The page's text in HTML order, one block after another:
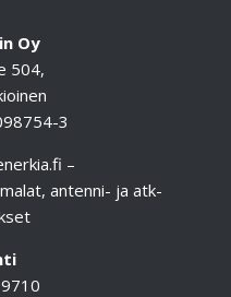
Oy
504,
3
–
antenni- ja atk-